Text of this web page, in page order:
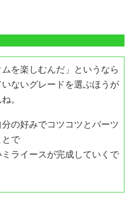
を楽しむんだ」というなら
ないグレードを選ぶほうが
。
の好みでコツコツとパーツ
とで
ライースが完成していくで